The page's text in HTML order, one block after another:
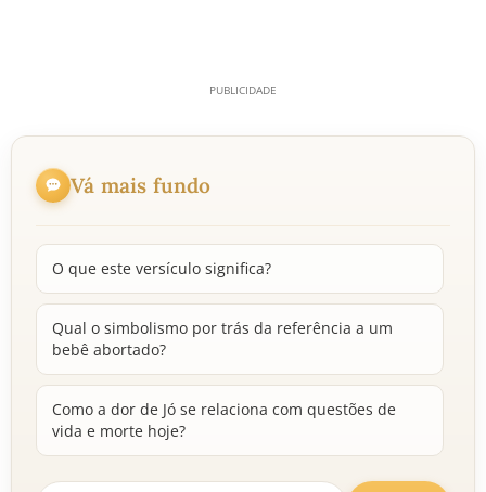
Vá mais fundo
O que este versículo significa?
Qual o simbolismo por trás da referência a um
bebê abortado?
Como a dor de Jó se relaciona com questões de
vida e morte hoje?